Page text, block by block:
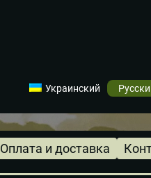
Украинский
Оплата и доставка